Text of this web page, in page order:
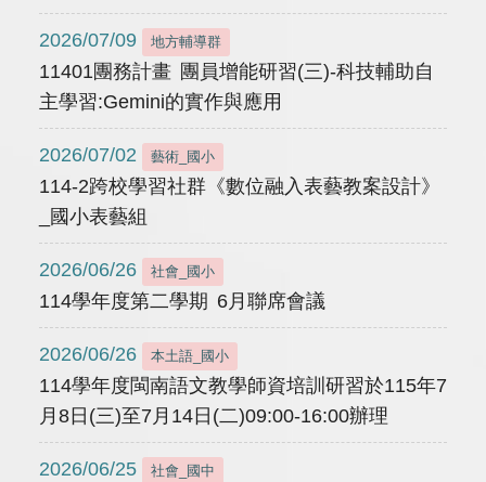
2026/07/09 地方輔導群
11401團務計畫 團員增能研習(三)-科技輔助自
主學習:Gemini的實作與應用
2026/07/02 藝術_國小
114-2跨校學習社群《數位融入表藝教案設計》
_國小表藝組
2026/06/26 社會_國小
114學年度第二學期 6月聯席會議
2026/06/26 本土語_國小
114學年度閩南語文教學師資培訓研習於115年7
月8日(三)至7月14日(二)09:00-16:00辦理
2026/06/25 社會_國中